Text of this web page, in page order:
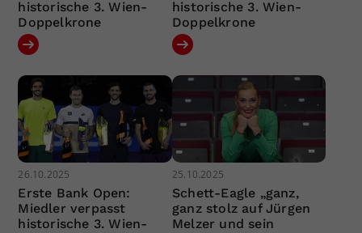
historische 3. Wien-
Doppelkrone
historische 3. Wien-
Doppelkrone
26.10.2025
Erste Bank Open:
Miedler verpasst
historische 3. Wien-
25.10.2025
Schett-Eagle „ganz,
ganz stolz auf Jürgen
Melzer und sein